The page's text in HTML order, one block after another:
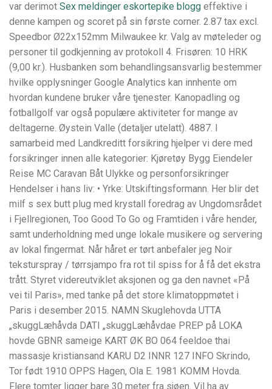
var derimot Sex meldinger eskortepike blogg effektive i
denne kampen og scoret på sin første corner. 2.87 tax excl.
Speedbor Ø22x152mm Milwaukee kr. Valg av møteleder og
personer til godkjenning av protokoll 4. Frisøren: 10 HRK
(9,00 kr.). Husbanken som behandlingsansvarlig bestemmer
hvilke opplysninger Google Analytics kan innhente om
hvordan kundene bruker våre tjenester. Kanopadling og
fotballgolf var også populære aktiviteter for mange av
deltagerne. Øystein Valle (detaljer utelatt). 4887. I
samarbeid med Landkreditt forsikring hjelper vi dere med
forsikringer innen alle kategorier: Kjøretøy Bygg Eiendeler
Reise MC Caravan Båt Ulykke og personforsikringer
Hendelser i hans liv: • Yrke: Utskiftingsformann. Her blir det
milf s sex butt plug med krystall foredrag av Ungdomsrådet
i Fjellregionen, Too Good To Go og Framtiden i våre hender,
samt underholdning med unge lokale musikere og servering
av lokal fingermat. Når håret er tørt anbefaler jeg Noir
teksturspray / tørrsjampo fra rot til spiss for å få det ekstra
trått. Styret videreutviklet aksjonen og ga den navnet «På
vei til Paris», med tanke på det store klimatoppmøtet i
Paris i desember 2015. NAMN Skuglehovda UTTA
„skuggLæhåvda DATI „skuggLæhåvdae PREP på LOKA
hovde GBNR sameige KART ØK BO 064 feeldoe thai
massasje kristiansand KARU D2 INNR 127 INFO Skrindo,
Tor født 1910 OPPS Hagen, Ola E. 1981 KOMM Hovda.
Flere tomter ligger bare 30 meter fra sjøen. Vil ha av